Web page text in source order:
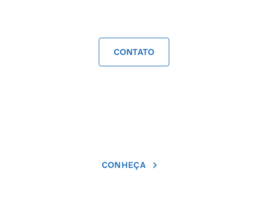
CONTATO
CONHEÇA